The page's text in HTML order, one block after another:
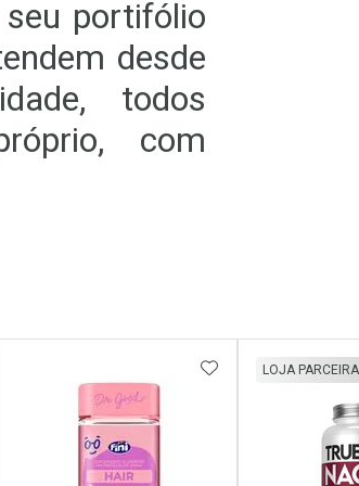
portifólio
desde
todos
com
AOS FAVORITOSADICIONAR AOS
LOJA PARCEIRA